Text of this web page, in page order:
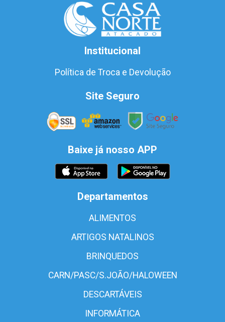
Institucional
Política de Troca e Devolução
Site Seguro
Baixe já nosso APP
Departamentos
ALIMENTOS
ARTIGOS NATALINOS
BRINQUEDOS
CARN/PASC/S.JOÃO/HALOWEEN
DESCARTÁVEIS
INFORMÁTICA